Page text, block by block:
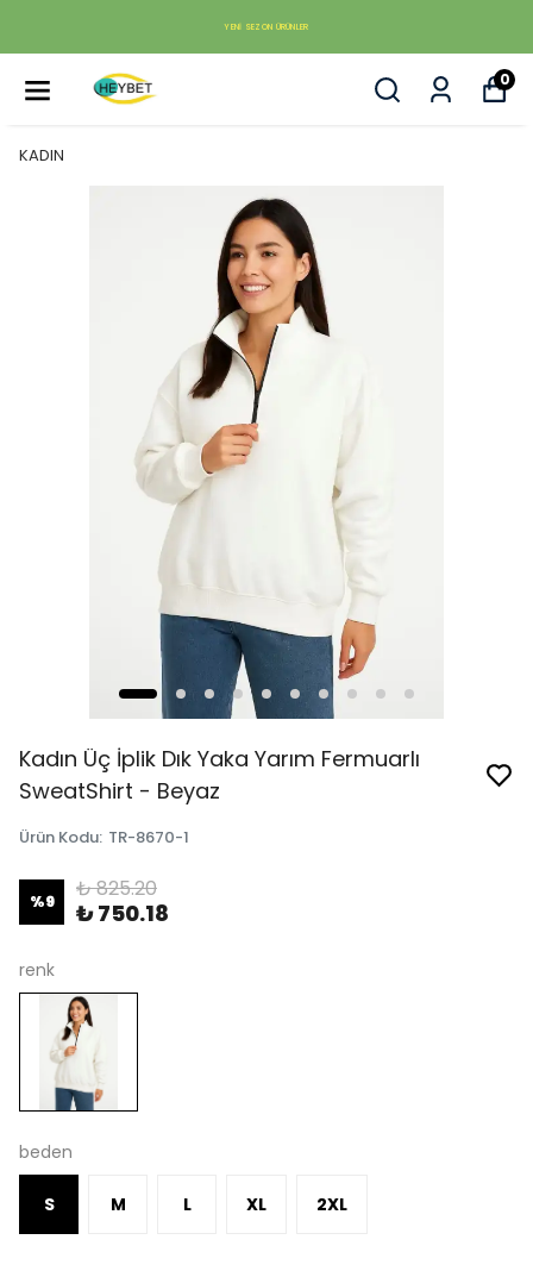
YENI SEZON ÜRÜNLER
0
KADIN
Kadın Üç İplik Dık Yaka Yarım Fermuarlı
SweatShirt - Beyaz
Ürün Kodu: TR-8670-1
%9 ₺ 825.20
₺ 750.18
renk
beden
S M L XL 2XL